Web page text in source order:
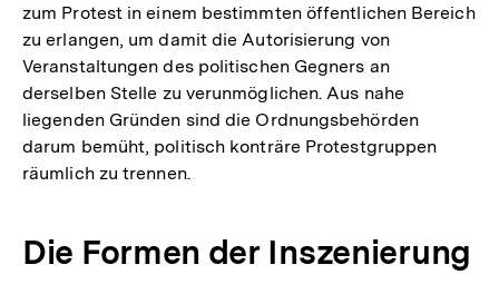
der
Fußnote
zum Protest in einem bestimmten öffentlichen Bereich
zu erlangen, um damit die Autorisierung von
Veranstaltungen des politischen Gegners an
derselben Stelle zu verunmöglichen. Aus nahe
liegenden Gründen sind die Ordnungsbehörden
darum bemüht, politisch konträre Protestgruppen
räumlich zu trennen.
Die Formen der Inszenierung